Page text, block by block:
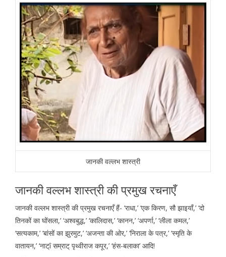
जानकी वल्लभ शास्त्री
जानकी वल्लभ शास्त्री की प्रमुख रचनाएँ
जानकी वल्लभ शास्त्री की प्रमुख रचनाएँ हैं- ‘राधा,’ ‘एक किरण, सौ झाइयाँ,’ ‘दो
तिनकों का घोंसला,’ ‘अश्वबुद्ध,’ ‘कालिदास,’ ‘कानन,’ ‘अपर्णा,’ ‘लीला कमल,’
‘सत्यकाम,’ ‘बांसों का झुरमुट,’ ‘अजन्ता की ओर,’ ‘निराला के पत्र,’ ‘स्मृति के
वातायन,’ ‘नाट्î सम्राट् पृथ्वीराज कपूर,’ ‘हंस-बलाका’ आदि!